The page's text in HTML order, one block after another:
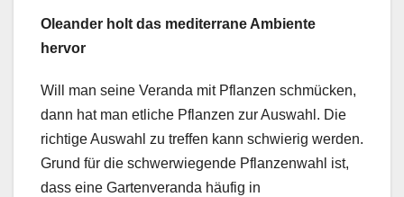
Oleander holt das mediterrane Ambiente
hervor
Will man seine Veranda mit Pflanzen schmücken,
dann hat man etliche Pflanzen zur Auswahl. Die
richtige Auswahl zu treffen kann schwierig werden.
Grund für die schwerwiegende Pflanzenwahl ist,
dass eine Gartenveranda häufig in